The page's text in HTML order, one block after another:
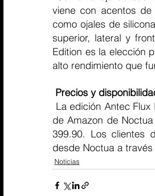
viene con acentos
como ojales de
superior, lateral y
Edition es la elección
alto rendimiento que
Precios y
de Amazon de
399.90. Los clientes
desde Noctua a
Noticias